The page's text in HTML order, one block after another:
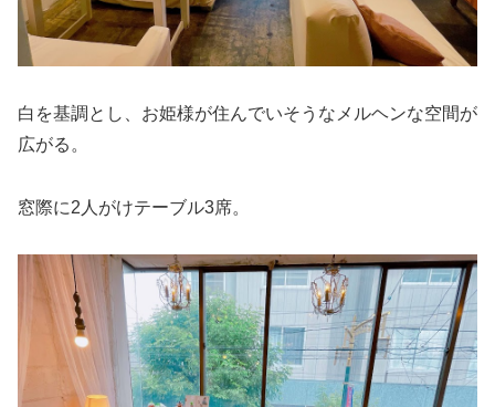
白を基調とし、お姫様が住んでいそうなメルヘンな空間が
広がる。
窓際に2人がけテーブル3席。